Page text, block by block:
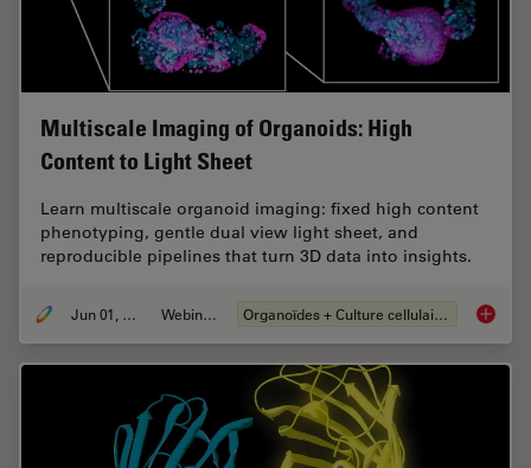
Multiscale Imaging of Organoids: High
Content to Light Sheet
Learn multiscale organoid imaging: fixed high content
phenotyping, gentle dual view light sheet, and
reproducible pipelines that turn 3D data into insights.
Jun 01, 2026 Webinaire Organoïdes + Culture cellulaire en 3D